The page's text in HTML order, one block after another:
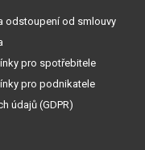
odstoupení od smlouvy
pro spotřebitele
pro podnikatele
údajů (GDPR)